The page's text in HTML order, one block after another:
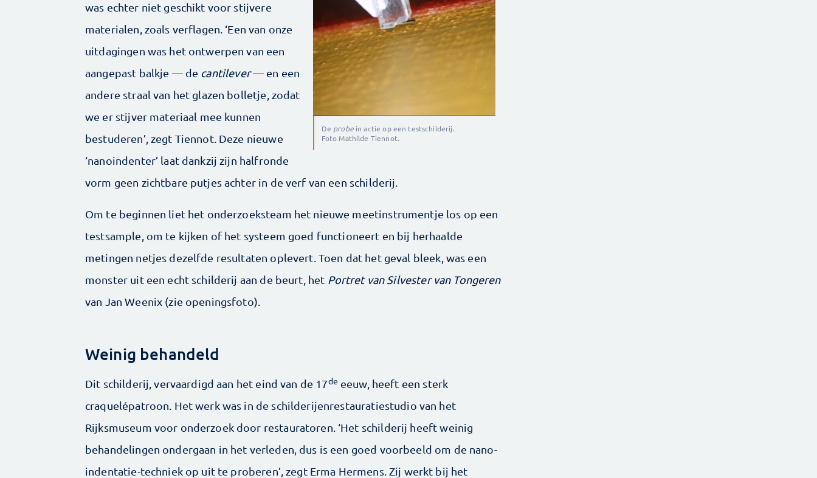
De probein actie op een testschilderij.
Foto Mathilde Tiennot.
was echter niet geschikt voor stijvere
materialen, zoals verflagen. ‘Een van onze
uitdagingen was het ontwerpen van een
aangepast balkje — de cantilever— en een
andere straal van het glazen bolletje, zodat
we er stijver materiaal mee kunnen
bestuderen’, zegt Tiennot. Deze nieuwe
‘nanoindenter’ laat dankzij zijn halfronde
vorm geen zichtbare putjes achter in de verf van een schilderij.
Om te beginnen liet het onderzoeksteam het nieuwe meetinstrumentje los op een
testsample, om te kijken of het systeem goed functioneert en bij herhaalde
metingen netjes dezelfde resultaten oplevert. Toen dat het geval bleek, was een
monster uit een echt schilderij aan de beurt, het Portret van Silvester van Tongeren
van Jan Weenix (zie openingsfoto).
Weinig behandeld
Dit schilderij, vervaardigd aan het eind van de 17de eeuw, heeft een sterk
craquelépatroon. Het werk was in de schilderijenrestauratiestudio van het
Rijksmuseum voor onderzoek door restauratoren. ‘Het schilderij heeft weinig
behandelingen ondergaan in het verleden, dus is een goed voorbeeld om de nano-
indentatie-techniek op uit te proberen’, zegt Erma Hermens. Zij werkt bij het